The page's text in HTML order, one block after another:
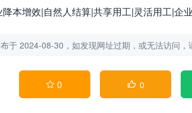
本增效|自然人结算|共享用工|灵活用工|企
于 2024-08-30，如发现网址过期，或无法访问，
 0  0